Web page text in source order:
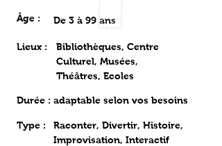
Âge : De 3 à 99 ans
Lieux :
Bibliothèques, Centre
Culturel, Musées,
Théâtres, Ecoles
Durée : adaptable selon vos besoins
Type :
Raconter, Divertir, Histoire,
Improvisation, Interactif